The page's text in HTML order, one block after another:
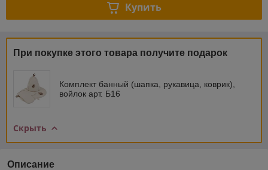
Купить
При покупке этого товара получите подарок
Комплект банный (шапка, рукавица, коврик),
войлок арт. Б16
Скрыть
Описание